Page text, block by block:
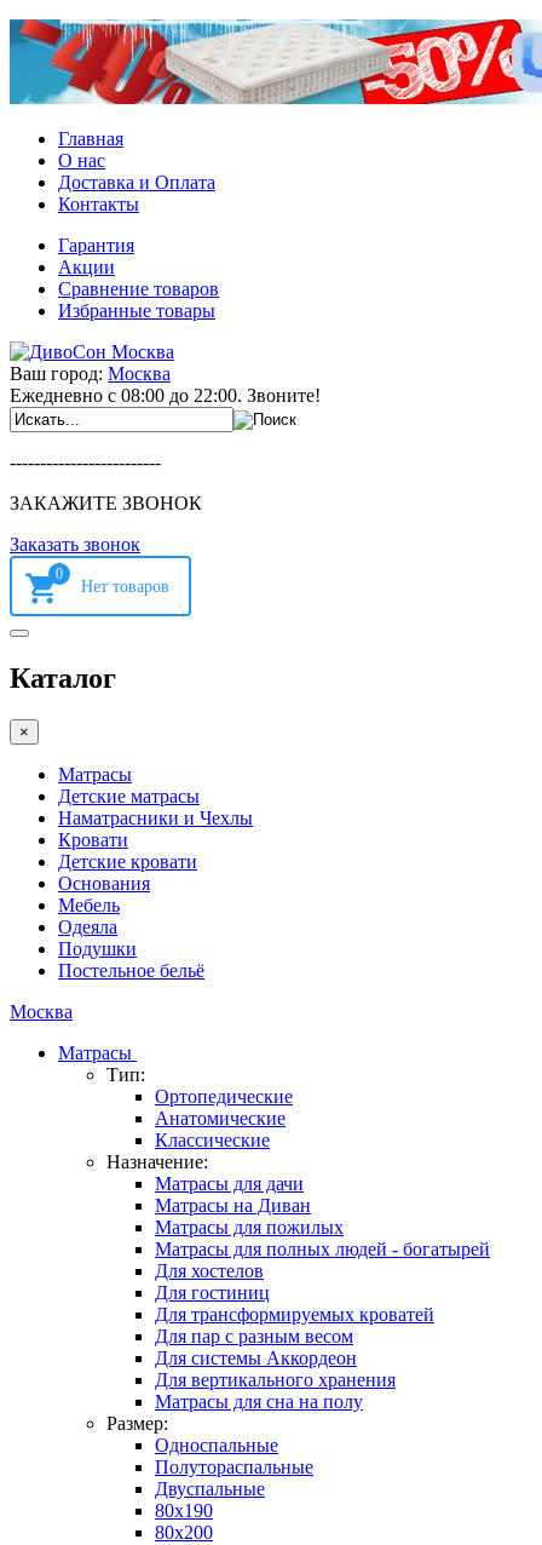
Главная
О нас
Доставка и Оплата
Контакты
Гарантия
Акции
Сравнение товаров
Избранные товары
Ваш город: Москва
Ежедневно с 08:00 до 22:00. Звоните!
-------------------------
ЗАКАЖИТЕ ЗВОНОК
Заказать звонок
0
Каталог
×
Матрасы
Детские матрасы
Наматрасники и Чехлы
Кровати
Детские кровати
Основания
Мебель
Одеяла
Подушки
Постельное бельё
Москва
Матрасы
Тип:
Ортопедические
Анатомические
Классические
Назначение:
Матрасы для дачи
Матрасы на Диван
Матрасы для пожилых
Матрасы для полных людей - богатырей
Для хостелов
Для гостиниц
Для трансформируемых кроватей
Для пар с разным весом
Для системы Аккордеон
Для вертикального хранения
Матрасы для сна на полу
Размер:
Односпальные
Полутораспальные
Двуспальные
80x190
80x200